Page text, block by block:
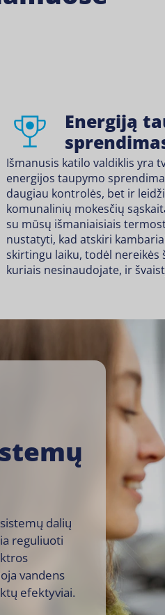
Energiją
Išmanusis katilo valdiklis yra
energijos taupymo
daugiau kontrolės, bet ir
komunalinių mokesčių
su mūsų išmaniaisiais
nustatyti, kad atskiri
skirtingu laiku, todėl nereikės
kuriais nesinaudojate, ir
dalių
reguliuoti
vandens
efektyviai.